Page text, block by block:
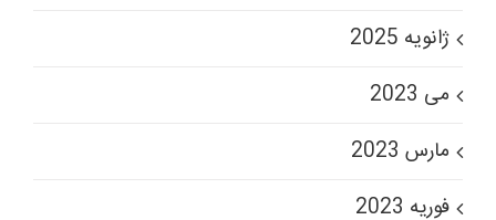
ژانویه 2025
می 2023
مارس 2023
فوریه 2023